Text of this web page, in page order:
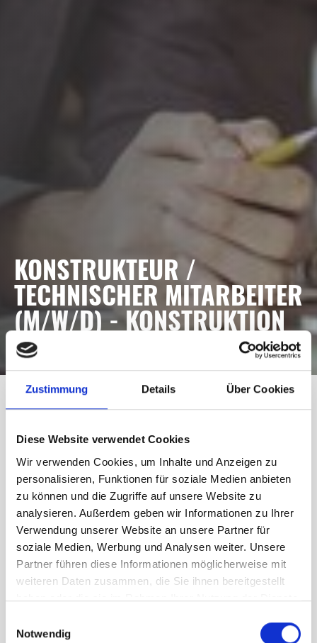
Zustimmung Details Über Cookies
Diese Website verwendet Cookies
Wir verwenden Cookies, um Inhalte und Anzeigen zu
personalisieren, Funktionen für soziale Medien anbieten
zu können und die Zugriffe auf unsere Website zu
analysieren. Außerdem geben wir Informationen zu Ihrer
Verwendung unserer Website an unsere Partner für
soziale Medien, Werbung und Analysen weiter. Unsere
Partner führen diese Informationen möglicherweise mit
weiteren Daten zusammen, die Sie ihnen bereitgestellt
haben oder die sie im Rahmen Ihrer Nutzung der Dienste
Notwendig
KONSTRUKTEUR /
TECHNISCHER MITARBEITER
(M/W/D) - KONSTRUKTION
IM METALLBAU
von modernen Metallbauarbeiten nach Vorgaben der
Projektleiter, des jeweiligen Leistungsverzeichnisses und
der bautechnischen Herausforderungen der verschiedenen
Projekte.
Jetztonline bewerbenoder senden Sie uns Ihre
Bewerbung per Mail an:jobs@noll-metallbau.de.
Ihre Aufgaben